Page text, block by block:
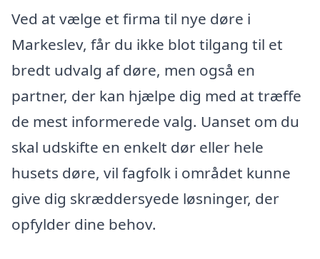
Ved at vælge et firma til nye døre i
Markeslev, får du ikke blot tilgang til et
bredt udvalg af døre, men også en
partner, der kan hjælpe dig med at træffe
de mest informerede valg. Uanset om du
skal udskifte en enkelt dør eller hele
husets døre, vil fagfolk i området kunne
give dig skræddersyede løsninger, der
opfylder dine behov.